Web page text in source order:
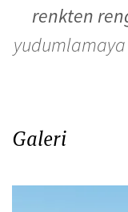
renkten
yudumlamaya
Galeri